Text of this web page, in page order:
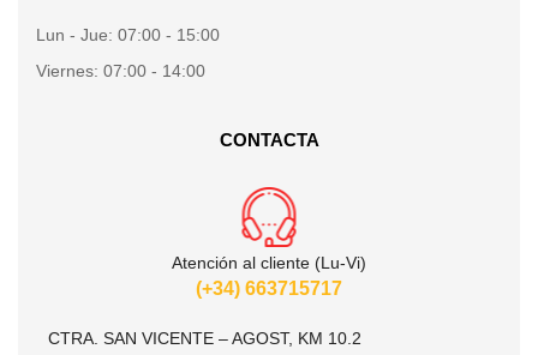
Lun - Jue: 07:00 - 15:00
Viernes: 07:00 - 14:00
CONTACTA
Atención al cliente (Lu-Vi)
(+34) 663715717
CTRA. SAN VICENTE – AGOST, KM 10.2